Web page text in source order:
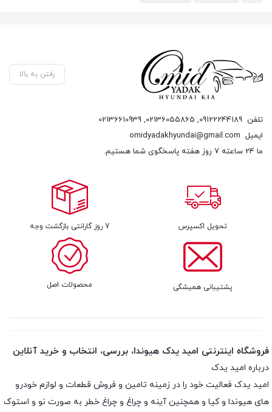
رفتن به بالا
تلفن 09122244189
,
02136055865
,
02136610939
ایمیل omidyadakhyundai@gmail.com
ما 24 ساعته 7 روز هفته پاسخگوی شما هستیم.
تحویل اکسپرس 7 روز گارانتی بازگشت وجه
پشتیبانی همیشگی محصولات اصل
فروشگاه اینترنتی امید یدک هیوندا، بررسی، انتخاب و خرید آنلاین
درباره امید یدک
امید یدک فعالیت خود را در زمینه تامین و فروش قطعات و لوازم خودرو
های هیوندا و کیا و همچنین آینه و چراغ و چراغ خطر به صورت نو و استوک